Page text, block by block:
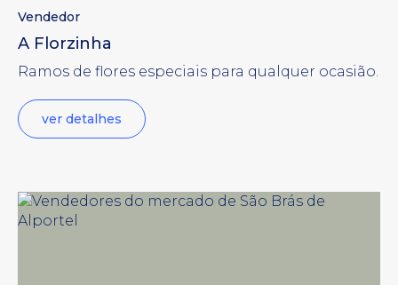
Vendedor
A Florzinha
Ramos de flores especiais para qualquer ocasião.
ver detalhes